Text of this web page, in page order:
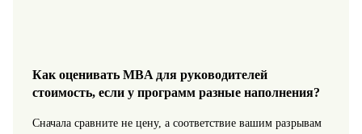
Как оценивать MBA для руководителей
стоимость, если у программ разные наполнения?
Сначала сравните не цену, а соответствие вашим разрывам